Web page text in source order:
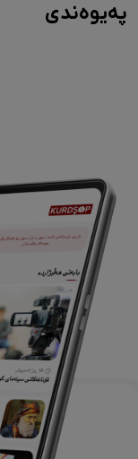
پەیوەندی